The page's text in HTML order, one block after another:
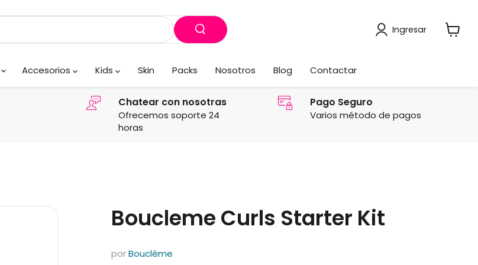
Ingresar
Accesorios Kids Skin Packs Nosotros Blog Contactar
Chatear con nosotras
Ofrecemos soporte 24
horas
Pago Seguro
Varios método de pagos
Boucleme Curls Starter Kit
porBouclème